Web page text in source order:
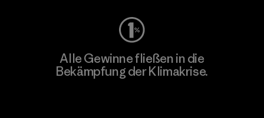
Alle Gewinne fließen in die
Bekämpfung der Klimakrise.